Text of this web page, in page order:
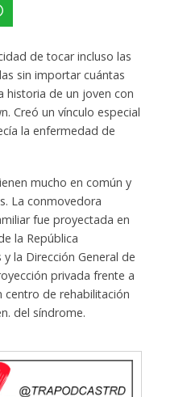
de tocar incluso las
sin importar cuántas
historia de un joven con
Creó un vínculo especial
la enfermedad de
mucho en común y
La conmovedora
fue proyectada en
la República
la Dirección General de
privada frente a
centro de rehabilitación
del síndrome.